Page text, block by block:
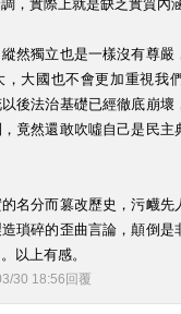
，實際上就是缺乏實質內
然獨立也是一樣沒有尊嚴
，大國也不會更加重視我
後法治基礎已經徹底崩壞
竟然還敢吹噓自己是民主
名分而篡改歷史，污衊先
瑣碎的歪曲言論，顛倒是
以上有感。
/30 18:56回覆